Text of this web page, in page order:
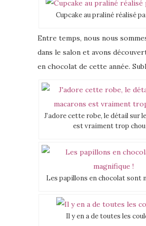
Cupcake au praliné réalisé
Entre temps, nous nous
dans le salon et avons
en chocolat de cette année.
J’adore cette robe, le détail sur
est vraiment trop chou
Les papillons en chocolat sont
Il y en a de toutes les